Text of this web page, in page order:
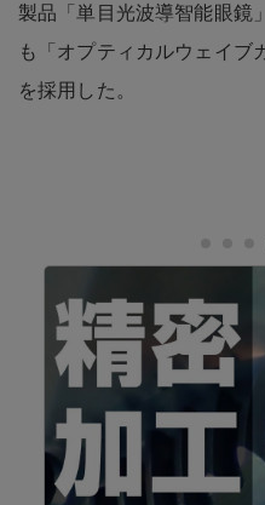
製品「単目光波導智能眼鏡
も「オプティカルウェイブ
を採用した。